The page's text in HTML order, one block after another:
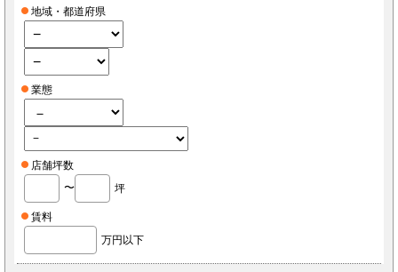
地域・都道府県
業態
店舗坪数
〜
坪
賃料
万円以下